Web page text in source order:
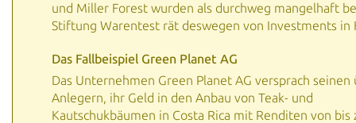
und Miller Forest wurden als durchweg mangelhaft
Stiftung Warentest rät deswegen von Investments in
Das Fallbeispiel Green Planet AG
Das Unternehmen Green Planet AG versprach seinen
Anlegern, ihr Geld in den Anbau von Teak- und
Kautschukbäumen in Costa Rica mit Renditen von bis